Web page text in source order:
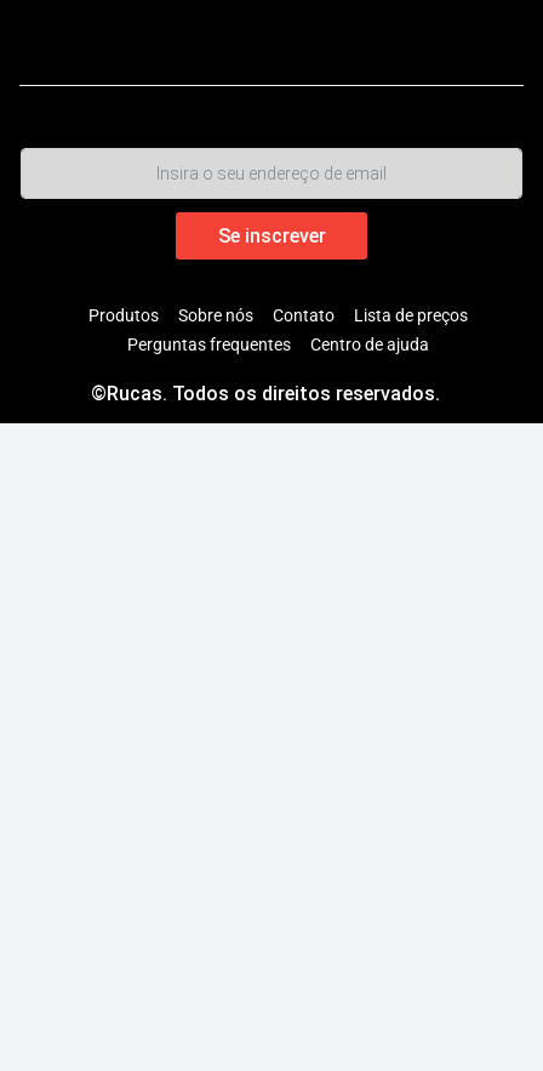
Produtos Sobre nós Contato
Lista de preços
Perguntas frequentes
Centro de ajuda
©Rucas. Todos os direitos reservados.